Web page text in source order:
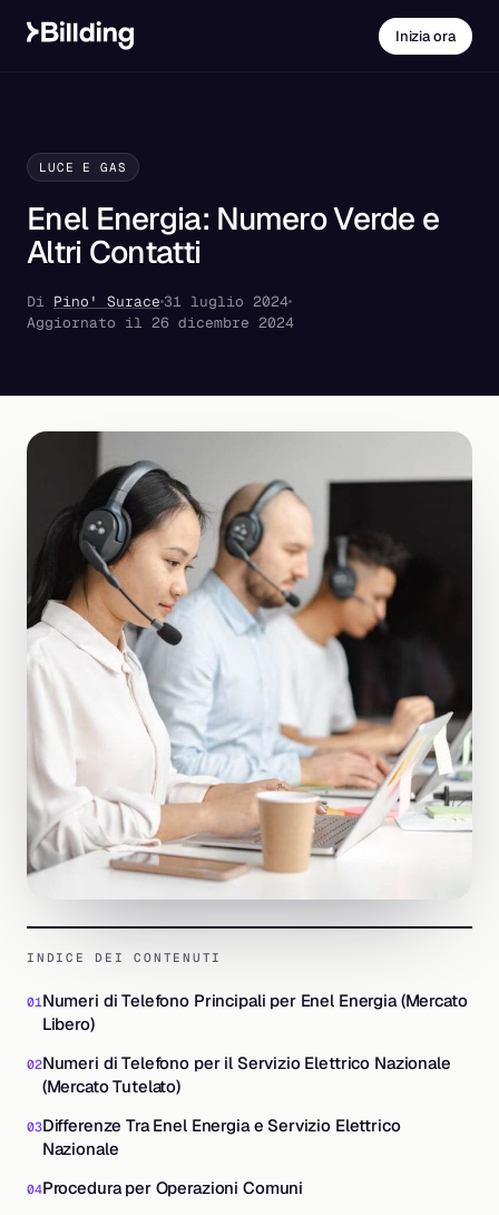
Inizia ora
LUCE E GAS
Enel Energia: Numero Verde e
Altri Contatti
Di Pino' Surace 31 luglio 2024
Aggiornato il 26 dicembre 2024
INDICE DEI CONTENUTI
Numeri di Telefono Principali per Enel Energia (Mercato
Libero)
Numeri di Telefono per il Servizio Elettrico Nazionale
(Mercato Tutelato)
Differenze Tra Enel Energia e Servizio Elettrico
Nazionale
Procedura per Operazioni Comuni